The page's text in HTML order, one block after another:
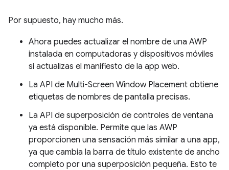
Por supuesto, hay mucho más.
Ahora puedes actualizar el nombre de una AWP
instalada en computadoras y dispositivos móviles
si actualizas el manifiesto de la app web.
La API de Multi-Screen Window Placement obtiene
etiquetas de nombres de pantalla precisas.
La API de superposición de controles de ventana
ya está disponible. Permite que las AWP
proporcionen una sensación más similar a una app,
ya que cambia la barra de título existente de ancho
completo por una superposición pequeña. Esto te